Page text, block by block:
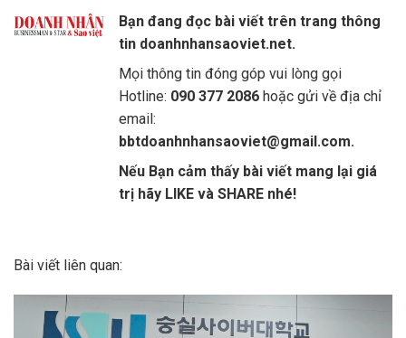
Bạn đang đọc bài viết trên trang thông
tin doanhnhansaoviet.net.
Mọi thông tin đóng góp vui lòng gọi
Hotline: 090 377 2086 hoặc gửi về địa chỉ
email:
bbtdoanhnhansaoviet@gmail.com.
Nếu Bạn cảm thấy bài viết mang lại giá
trị hãy LIKE và SHARE nhé!
Bài viết liên quan: